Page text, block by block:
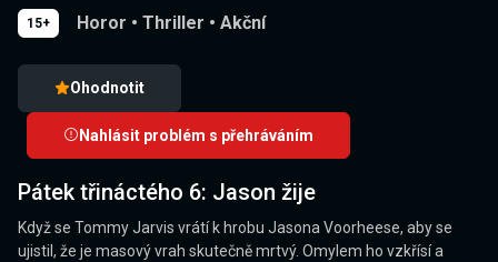
15+ Horor • Thriller • Akční
Ohodnotit
Nahlásit problém s přehráváním
Pátek třináctého 6: Jason žije
Když se Tommy Jarvis vrátí k hrobu Jasona Voorheese, aby se
ujistil, že je masový vrah skutečně mrtvý. Omylem ho vzkřísí a